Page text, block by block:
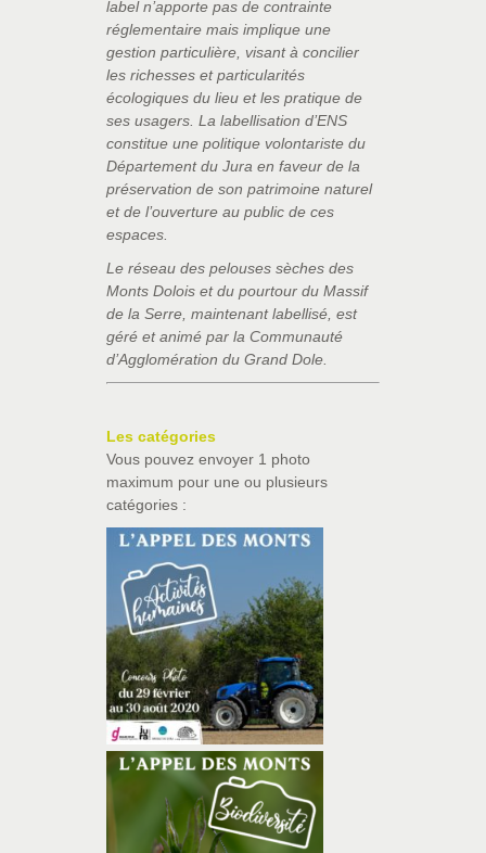
label n’apporte pas de contrainte
réglementaire mais implique une
gestion particulière, visant à concilier
les richesses et particularités
écologiques du lieu et les pratique de
ses usagers. La labellisation d’ENS
constitue une politique volontariste du
Département du Jura en faveur de la
préservation de son patrimoine naturel
et de l’ouverture au public de ces
espaces.
Le réseau des pelouses sèches des
Monts Dolois et du pourtour du Massif
de la Serre, maintenant labellisé, est
géré et animé par la Communauté
d’Agglomération du Grand Dole.
Les catégories
Vous pouvez envoyer 1 photo
maximum pour une ou plusieurs
catégories :